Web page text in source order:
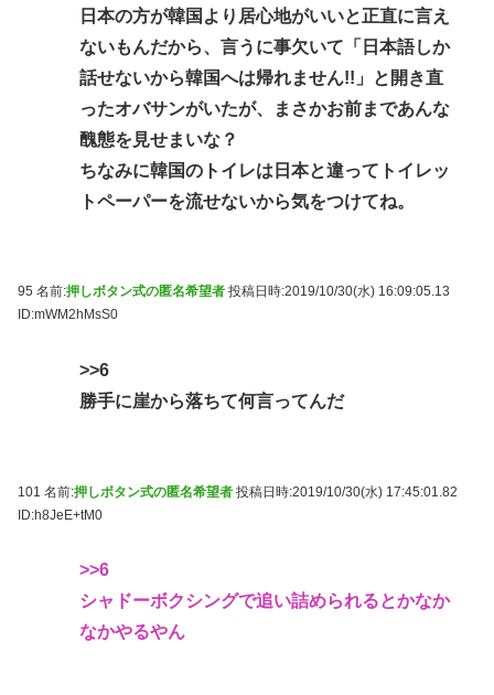
日本の方が韓国より居心地がいいと正直に言え
ないもんだから、言うに事欠いて「日本語しか
話せないから韓国へは帰れません!!」と開き直
ったオバサンがいたが、まさかお前まであんな
醜態を見せまいな？
ちなみに韓国のトイレは日本と違ってトイレッ
トペーパーを流せないから気をつけてね。
95 名前:押しボタン式の匿名希望者 投稿日時:2019/10/30(水) 16:09:05.13
ID:mWM2hMsS0
>>6
勝手に崖から落ちて何言ってんだ
101 名前:押しボタン式の匿名希望者 投稿日時:2019/10/30(水) 17:45:01.82
ID:h8JeE+tM0
>>6
シャドーボクシングで追い詰められるとかなか
なかやるやん